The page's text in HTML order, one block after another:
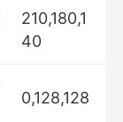
210,180,1
40
0,128,128